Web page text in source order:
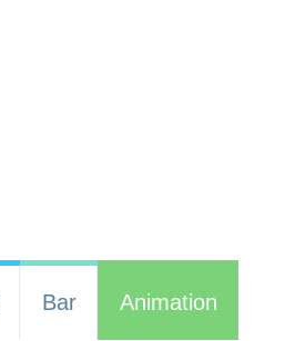
Bar Animation